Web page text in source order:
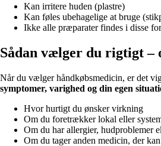
Kan irritere huden (plastre)
Kan føles ubehagelige at bruge
Ikke alle præparater findes i disse
Sådan vælger du rigtigt –
Når du vælger håndkøbsmedicin, er det
symptomer, varighed og din egen
Hvor hurtigt du ønsker virkning
Om du foretrækker lokal eller
Om du har allergier, hudproblemer
Om du tager anden medicin, der